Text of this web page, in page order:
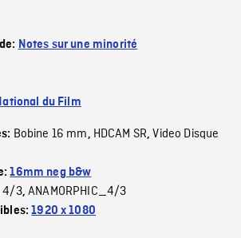
Notes sur une minorité
du Film
Bobine 16 mm, HDCAM SR,Video Disque
16mm neg b&w
4/3,ANAMORPHIC_4/3
1920 x 1080